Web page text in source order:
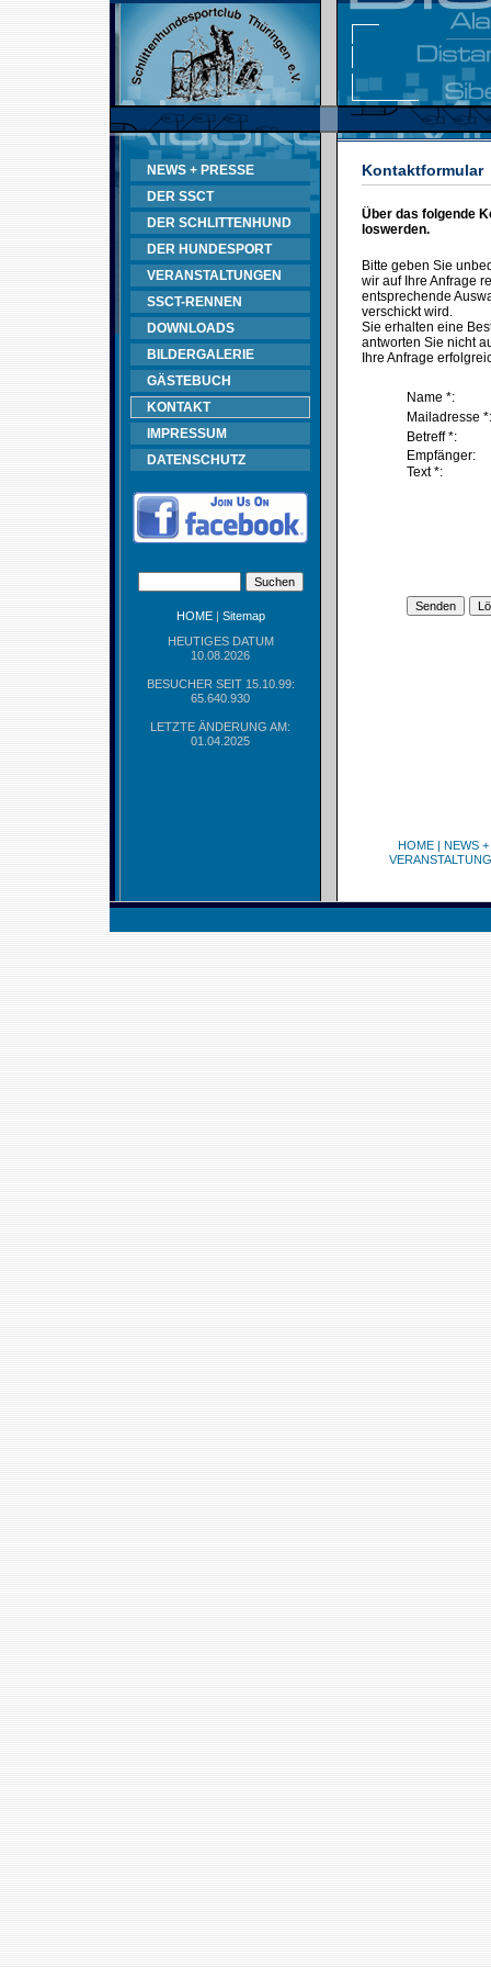
NEWS + PRESSE
DER SSCT
DER SCHLITTENHUND
DER HUNDESPORT
VERANSTALTUNGEN
SSCT-RENNEN
DOWNLOADS
BILDERGALERIE
GÄSTEBUCH
KONTAKT
IMPRESSUM
DATENSCHUTZ
HOME| Sitemap
HEUTIGES DATUM
10.08.2026
BESUCHER SEIT 15.10.99:
65.640.930
LETZTE ÄNDERUNG AM:
01.04.2025
Kontaktformular
Über das folgende
loswerden.
Bitte geben Sie
wir auf Ihre Anfrage
entsprechende
verschickt wird.
Sie erhalten eine
antworten Sie nicht
Ihre Anfrage
Name *:
Mailadresse *:
Betreff *:
Empfänger:
Text *:
HOME| NEWS